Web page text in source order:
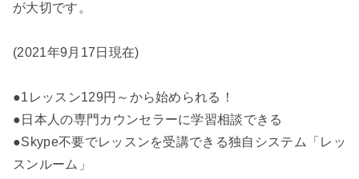
が大切です。
(2021年9月17日現在)
●1レッスン129円～から始められる！
●日本人の専門カウンセラーに学習相談できる
●Skype不要でレッスンを受講できる独自システム「レッ
スンルーム」